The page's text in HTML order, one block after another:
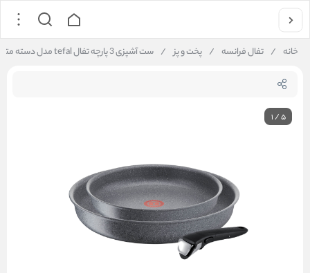
خانه / تفال فرانسه / پخت و پز / ست آشپزی 3 پارچه تفال tefal مدل دسته متحرک
1/5